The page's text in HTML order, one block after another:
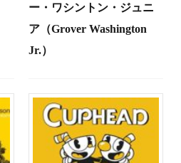
ー・ワシントン・ジュニ
ア（Grover Washington
Jr.）